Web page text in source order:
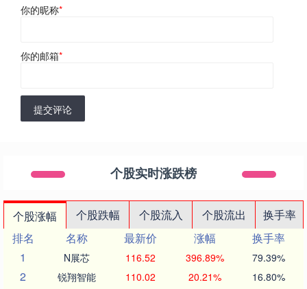
你的昵称*
你的邮箱*
提交评论
个股实时涨跌榜
个股涨幅 个股跌幅 个股流入 个股流出
换手率
排名
名称 最新价 涨幅
换手率
1
N展芯 116.52 396.89% 79.39%
2 锐翔智能 110.02 20.21% 16.80%